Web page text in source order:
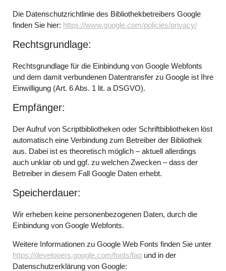
Die Datenschutzrichtlinie des Bibliothekbetreibers Google
finden Sie hier: https://www.google.com/policies/privacy/
Rechtsgrundlage:
Rechtsgrundlage für die Einbindung von Google Webfonts
und dem damit verbundenen Datentransfer zu Google ist Ihre
Einwilligung (Art. 6 Abs. 1 lit. a DSGVO).
Empfänger:
Der Aufruf von Scriptbibliotheken oder Schriftbibliotheken löst
automatisch eine Verbindung zum Betreiber der Bibliothek
aus. Dabei ist es theoretisch möglich – aktuell allerdings
auch unklar ob und ggf. zu welchen Zwecken – dass der
Betreiber in diesem Fall Google Daten erhebt.
Speicherdauer:
Wir erheben keine personenbezogenen Daten, durch die
Einbindung von Google Webfonts.
Weitere Informationen zu Google Web Fonts finden Sie unter
https://developers.google.com/fonts/faq und in der
Datenschutzerklärung von Google: